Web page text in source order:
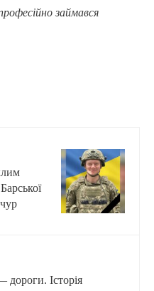
займався
Історія